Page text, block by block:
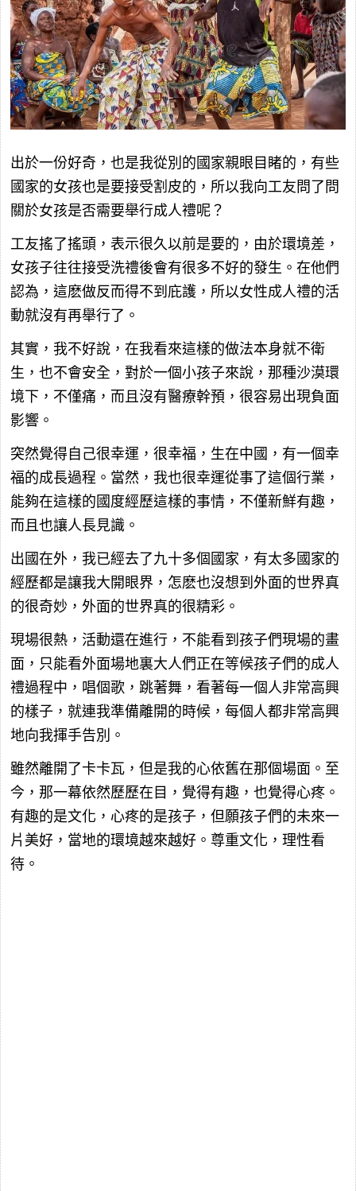
出於一份好奇，也是我從別的國家親眼目睹的，有些
國家的女孩也是要接受割皮的，所以我向工友問了問
關於女孩是否需要舉行成人禮呢？
工友搖了搖頭，表示很久以前是要的，由於環境差，
女孩子往往接受洗禮後會有很多不好的發生。在他們
認為，這麽做反而得不到庇護，所以女性成人禮的活
動就沒有再舉行了。
其實，我不好說，在我看來這樣的做法本身就不衛
生，也不會安全，對於一個小孩子來說，那種沙漠環
境下，不僅痛，而且沒有醫療幹預，很容易出現負面
影響。
突然覺得自己很幸運，很幸福，生在中國，有一個幸
福的成長過程。當然，我也很幸運從事了這個行業，
能夠在這樣的國度經歷這樣的事情，不僅新鮮有趣，
而且也讓人長見識。
出國在外，我已經去了九十多個國家，有太多國家的
經歷都是讓我大開眼界，怎麽也沒想到外面的世界真
的很奇妙，外面的世界真的很精彩。
現場很熱，活動還在進行，不能看到孩子們現場的畫
面，只能看外面場地裏大人們正在等候孩子們的成人
禮過程中，唱個歌，跳著舞，看著每一個人非常高興
的樣子，就連我準備離開的時候，每個人都非常高興
地向我揮手告別。
雖然離開了卡卡瓦，但是我的心依舊在那個場面。至
今，那一幕依然歷歷在目，覺得有趣，也覺得心疼。
有趣的是文化，心疼的是孩子，但願孩子們的未來一
片美好，當地的環境越來越好。尊重文化，理性看
待。